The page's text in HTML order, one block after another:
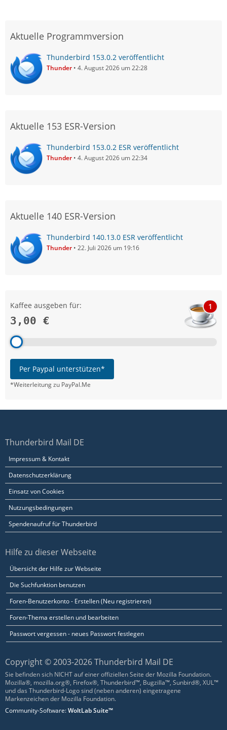
Aktuelle Programmversion
Thunderbird 153.0.2 veröffentlicht
Thunder 4. August 2026 um 22:28
Aktuelle 153 ESR-Version
Thunderbird 153.0.2 ESR veröffentlicht
Thunder 4. August 2026 um 22:34
Aktuelle 140 ESR-Version
Thunderbird 140.13.0 ESR veröffentlicht
Thunder 22. Juli 2026 um 19:16
Kaffee ausgeben für:
3,00 €
1
Per Paypal unterstützen*
*Weiterleitung zu PayPal.Me
Thunderbird Mail DE
Impressum & Kontakt
Datenschutzerklärung
Einsatz von Cookies
Nutzungsbedingungen
Spendenaufruf für Thunderbird
Hilfe zu dieser Webseite
Übersicht der Hilfe zur Webseite
Die Suchfunktion benutzen
Foren-Benutzerkonto - Erstellen (Neu registrieren)
Foren-Thema erstellen und bearbeiten
Passwort vergessen - neues Passwort festlegen
Copyright © 2003-2026 Thunderbird Mail DE
Sie befinden sich NICHT auf einer offiziellen Seite der Mozilla Foundation.
Mozilla®, mozilla.org®, Firefox®, Thunderbird™, Bugzilla™, Sunbird®, XUL™
und das Thunderbird-Logo sind (neben anderen) eingetragene
Markenzeichen der Mozilla Foundation.
Community-Software:WoltLab Suite™